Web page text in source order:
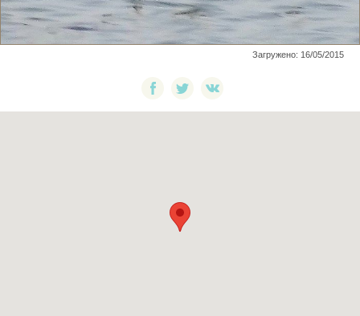
Загружено: 16/05/2015